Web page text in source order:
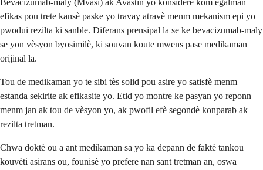
Bevacizumab-maly (Mvasi) ak Avastin yo konsidere kòm egalman
efikas pou trete kansè paske yo travay atravè menm mekanism epi yo
pwodui rezilta ki sanble. Diferans prensipal la se ke bevacizumab-maly
se yon vèsyon byosimilè, ki souvan koute mwens pase medikaman
orijinal la.
Tou de medikaman yo te sibi tès solid pou asire yo satisfè menm
estanda sekirite ak efikasite yo. Etid yo montre ke pasyan yo reponn
menm jan ak tou de vèsyon yo, ak pwofil efè segondè konparab ak
rezilta tretman.
Chwa doktè ou a ant medikaman sa yo ka depann de faktè tankou
kouvèti asirans ou, founisè yo prefere nan sant tretman an, oswa